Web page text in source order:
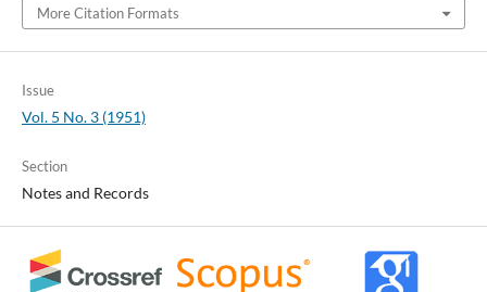
More Citation Formats
Issue
Vol. 5 No. 3 (1951)
Section
Notes and Records